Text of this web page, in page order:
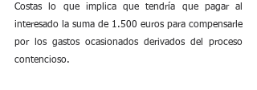
Costas lo que implica que tendría que pagar al
interesado la suma de 1.500 euros para compensarle
por los gastos ocasionados derivados del proceso
contencioso.